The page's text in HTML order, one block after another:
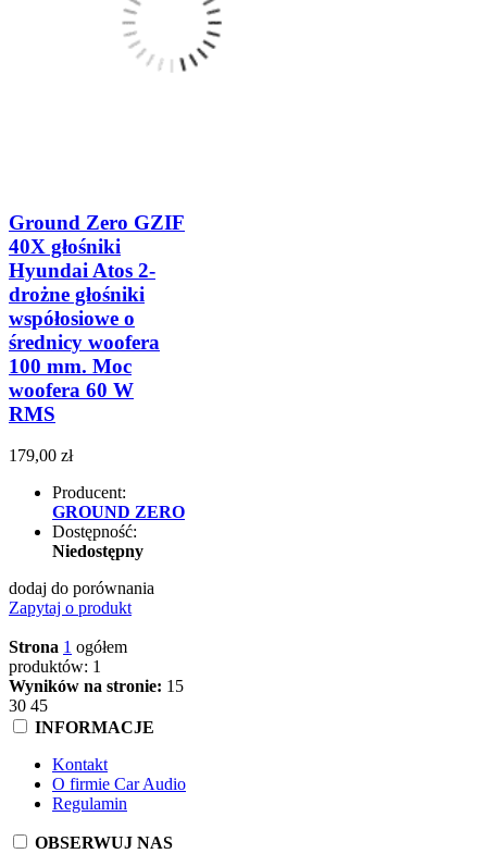
Ground Zero GZIF
40X głośniki
Hyundai Atos 2-
drożne głośniki
współosiowe o
średnicy woofera
100 mm. Moc
woofera 60 W
RMS
179,00 zł
Producent:
GROUND ZERO
Dostępność:
Niedostępny
dodaj do porównania
Zapytaj o produkt
Strona 1 ogółem
produktów: 1
Wyników na stronie: 15
30 45
INFORMACJE
Kontakt
O firmie Car Audio
Regulamin
OBSERWUJ NAS